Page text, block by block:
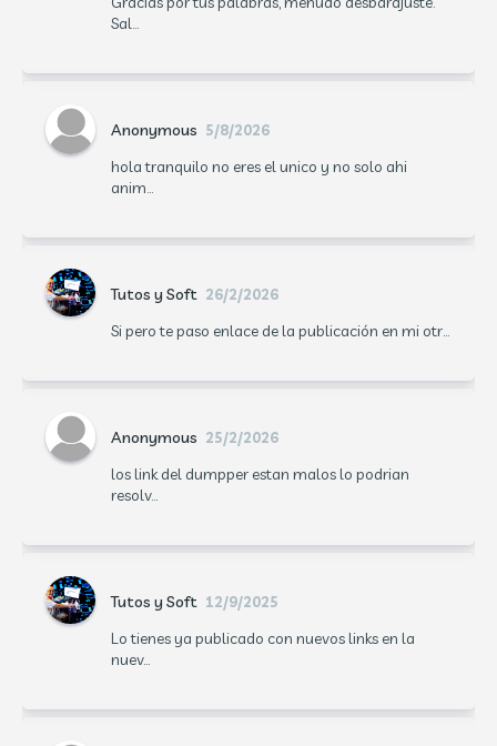
Sal...
Anonymous 5/8/2026
hola tranquilo no eres el unico y no solo ahi
anim...
Tutos y Soft 26/2/2026
Si pero te paso enlace de la publicación en mi otr...
Anonymous 25/2/2026
los link del dumpper estan malos lo podrian
resolv...
Tutos y Soft 12/9/2025
Lo tienes ya publicado con nuevos links en la
nuev...